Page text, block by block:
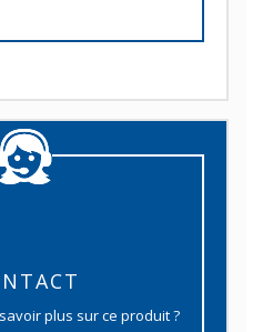
plus sur ce produit ?